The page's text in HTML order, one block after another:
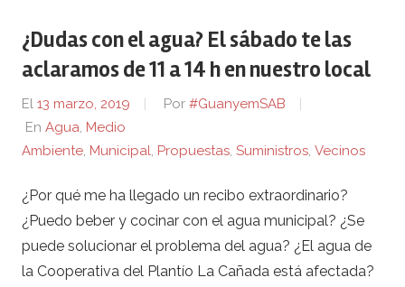
¿Dudas con el agua? El sábado te las
aclaramos de 11 a 14 h en nuestro local
El 13 marzo, 2019 Por #GuanyemSAB
En Agua, Medio
Ambiente, Municipal, Propuestas, Suministros, Vecinos
¿Por qué me ha llegado un recibo extraordinario?
¿Puedo beber y cocinar con el agua municipal? ¿Se
puede solucionar el problema del agua? ¿El agua de
la Cooperativa del Plantío La Cañada está afectada?